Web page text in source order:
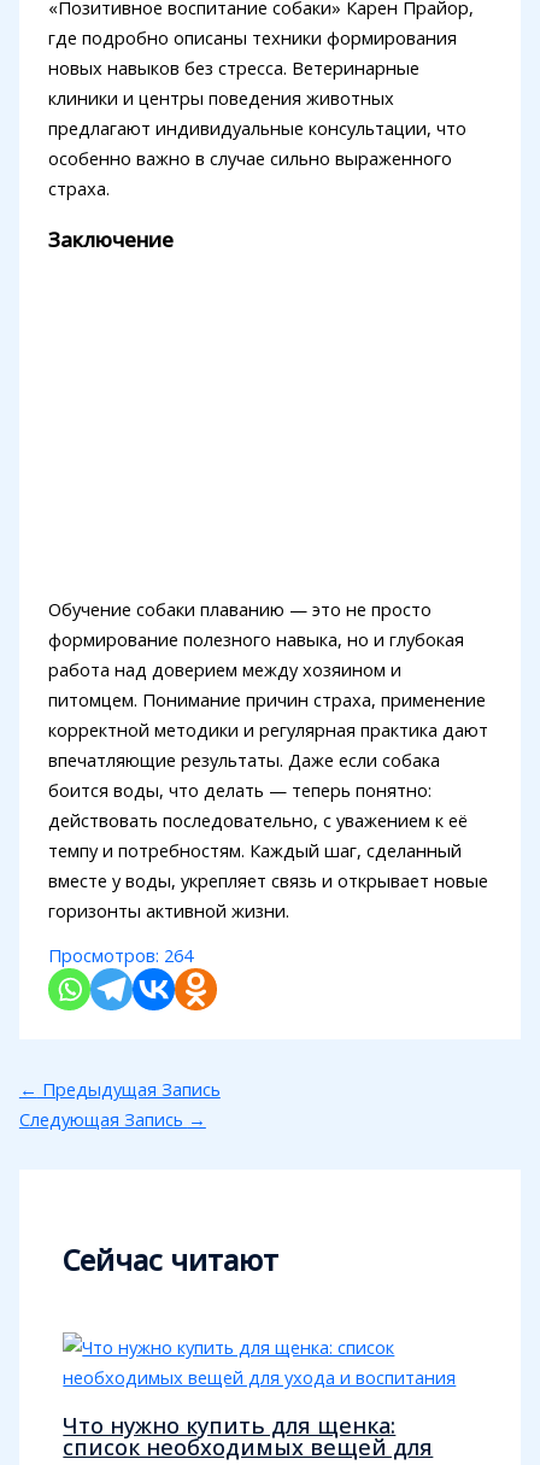
«Позитивное воспитание собаки» Карен Прайор,
где подробно описаны техники формирования
новых навыков без стресса. Ветеринарные
клиники и центры поведения животных
предлагают индивидуальные консультации, что
особенно важно в случае сильно выраженного
страха.
Заключение
Обучение собаки плаванию — это не просто
формирование полезного навыка, но и глубокая
работа над доверием между хозяином и
питомцем. Понимание причин страха, применение
корректной методики и регулярная практика дают
впечатляющие результаты. Даже если собака
боится воды, что делать — теперь понятно:
действовать последовательно, с уважением к её
темпу и потребностям. Каждый шаг, сделанный
вместе у воды, укрепляет связь и открывает новые
горизонты активной жизни.
Просмотров: 264
← Предыдущая Запись
Следующая Запись →
Сейчас читают
Что нужно купить для щенка:
список необходимых вещей для